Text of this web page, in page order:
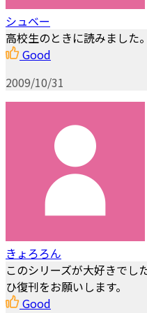
シュベー
高校生のときに読みました
Good
2009/10/31
きょろろん
このシリーズが大好きでし
ひ復刊をお願いします。
Good